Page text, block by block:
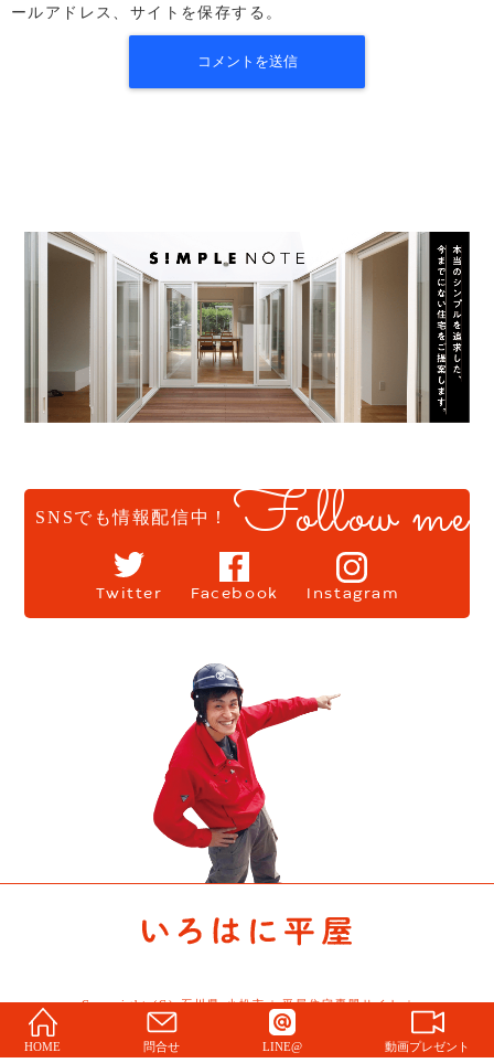
ールアドレス、サイトを保存する。
SNSでも情報配信中！ Follow me
Twitter Facebook Instagram
Copyright (C) 石川県 小松市 | 平屋住宅専門サイト |
Story All Rights Reserved.
HOME 問合せ LINE@ 動画プレゼント